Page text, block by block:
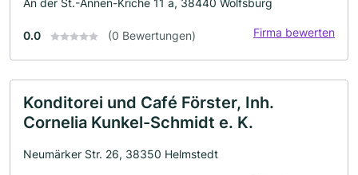
0.0 (0 Bewertungen) Firma bewerten
Konditorei und Café Förster, Inh.
Cornelia Kunkel-Schmidt e. K.
Neumärker Str. 26, 38350 Helmstedt